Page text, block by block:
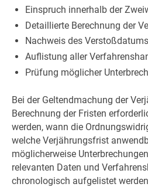
Einspruch innerhalb der
Detaillierte Berechnung der
Nachweis des Verstoßdatums
Auflistung aller
Prüfung möglicher
Bei der Geltendmachung der
Berechnung der Fristen
werden, wann die
welche Verjährungsfrist
möglicherweise
relevanten Daten und
chronologisch aufgelistet